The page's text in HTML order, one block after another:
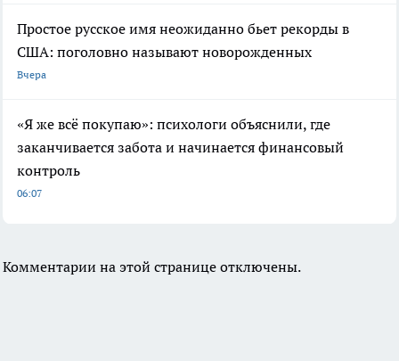
Простое русское имя неожиданно бьет рекорды в
США: поголовно называют новорожденных
Вчера
«Я же всё покупаю»: психологи объяснили, где
заканчивается забота и начинается финансовый
контроль
06:07
Комментарии на этой странице отключены.